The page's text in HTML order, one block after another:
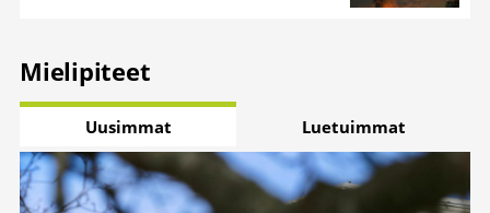
Mielipiteet
Uusimmat Luetuimmat